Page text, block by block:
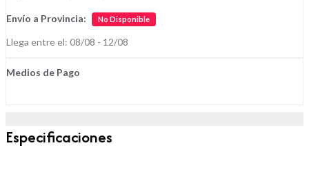
Envío a Provincia: No Disponible
Llega entre el: 08/08 - 12/08
Medios de Pago
Especificaciones